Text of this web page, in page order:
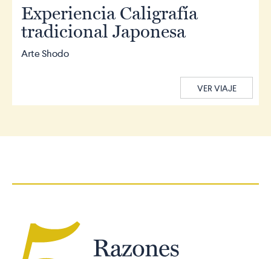
Experiencia Caligrafía
tradicional Japonesa
Arte Shodo
VER VIAJE